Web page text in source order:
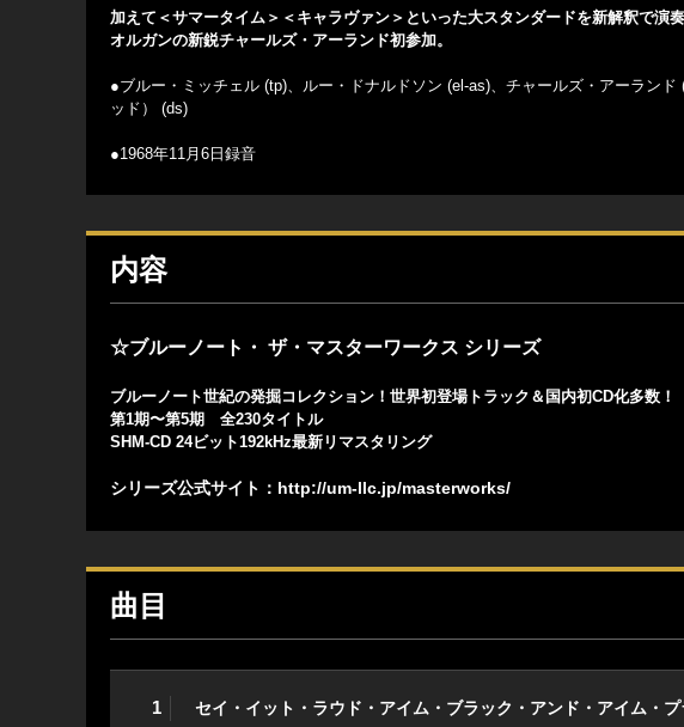
加えて＜サマータイム＞＜キャラヴァン＞といった大スタンダードを新解釈で演奏
オルガンの新鋭チャールズ・アーランド初参加。
●ブルー・ミッチェル (tp)、ルー・ドナルドソン (el-as)、チャールズ・アーラン
ッド） (ds)
●1968年11月6日録音
内容
☆ブルーノート・ ザ・マスターワークス シリーズ
ブルーノート世紀の発掘コレクション！世界初登場トラック＆国内初CD化多数！
第1期〜第5期 全230タイトル
SHM-CD 24ビット192kHz最新リマスタリング
シリーズ公式サイト： http://um-llc.jp/masterworks/
曲目
1 セイ・イット・ラウド・アイム・ブラック・アンド・アイム・プ